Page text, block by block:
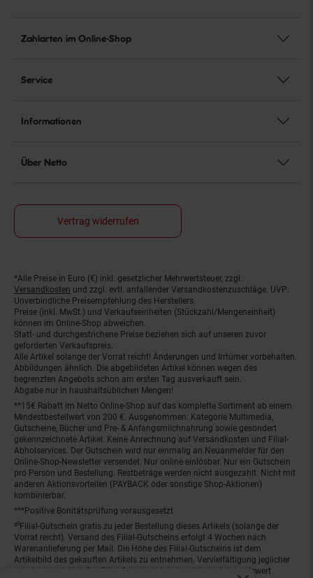
Zahlarten im Online-Shop
Service
Informationen
Über Netto
Vertrag widerrufen
Fußnoten
*Alle Preise in Euro (€) inkl. gesetzlicher Mehrwertsteuer, zzgl.
Versandkosten und zzgl. evtl. anfallender Versandkostenzuschläge. UVP:
Unverbindliche Preisempfehlung des Herstellers.
Preise (inkl. MwSt.) und Verkaufseinheiten (Stückzahl/Mengeneinheit)
können im Online-Shop abweichen.
Statt- und durchgestrichene Preise beziehen sich auf unseren zuvor
geforderten Verkaufspreis.
Alle Artikel solange der Vorrat reicht! Änderungen und Irrtümer vorbehalten.
Abbildungen ähnlich. Die abgebildeten Artikel können wegen des
begrenzten Angebots schon am ersten Tag ausverkauft sein.
Abgabe nur in haushaltsüblichen Mengen!
**15€ Rabatt im Netto Online-Shop auf das komplette Sortiment ab einem
Mindestbestellwert von 200 €. Ausgenommen: Kategorie Multimedia,
Gutscheine, Bücher und Pre- & Anfangsmilchnahrung sowie gesondert
gekennzeichnete Artikel. Keine Anrechnung auf Versandkosten und Filial-
Abholservices. Der Gutschein wird nur einmalig an Neuanmelder für den
Online-Shop-Newsletter versendet. Nur online einlösbar. Nur ein Gutschein
pro Person und Bestellung. Restbeträge werden nicht ausgezahlt. Nicht mit
anderen Aktionsvorteilen (PAYBACK oder sonstige Shop-Aktionen)
kombinierbar.
***Positive Bonitätsprüfung vorausgesetzt
²⁰Filial-Gutschein gratis zu jeder Bestellung dieses Artikels (solange der
Vorrat reicht). Versand des Filial-Gutscheins erfolgt 4 Wochen nach
Warenanlieferung per Mail. Die Höhe des Filial-Gutscheins ist dem
Artikelbild des gekauften Artikels zu entnehmen. Vervielfältigung jeglicher
Art nicht gestattet. Der Filial-Gutschein ist ohne Mindesteinkaufswert